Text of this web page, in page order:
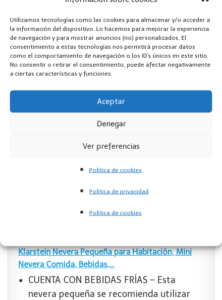
Utilizamos tecnologías como las cookies para almacenar y/o acceder a
la información del dispositivo. Lo hacemos para mejorar la experiencia
de navegación y para mostrar anuncios (no) personalizados. El
consentimiento a estas tecnologías nos permitirá procesar datos
como el comportamiento de navegación o los ID's únicos en este sitio.
No consentir o retirar el consentimiento, puede afectar negativamente
a ciertas características y funciones.
Aceptar
Denegar
Ver preferencias
Política de cookies
Política de privacidad
Política de cookies
Mini Nevera Silenciosa con…
Comprar en Amazon
Klarstein Nevera Pequeña para Habitación, Mini
Nevera Comida, Bebidas,…
CUENTA CON BEBIDAS FRÍAS – Esta
nevera pequeña se recomienda utilizar